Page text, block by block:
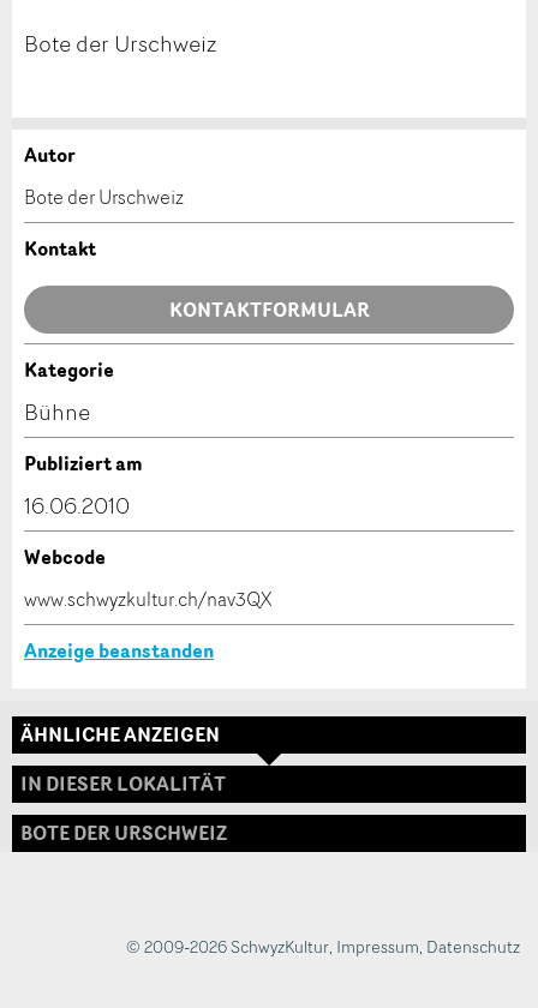
Bote der Urschweiz
Anzeige beanstanden
Ihr Feedback wird sehr geschätzt!
Allgemeines Feedback
Anzeige nicht mehr gültig
Anzeige unvollständig
* Eingabe erforderlich
Anzeige weiterempfehlen
Empfehlen Sie diese Anzeige an Freunde weiter.
* Eingabe erforderlich
Autor
Bote der Urschweiz
Kontakt
KONTAKTFORMULAR
Kontakt
Verfassen Sie eine Nachricht für die Kontaktpersonen
Adresse
Kategorie
Bühne
Publiziert am
16.06.2010
Webcode
www.schwyzkultur.ch/nav3QX
Anzeige beanstanden
ÄHNLICHE ANZEIGEN
IN DIESER LOKALITÄT
BOTE DER URSCHWEIZ
© 2009-2026 SchwyzKultur, Impressum, Datenschutz